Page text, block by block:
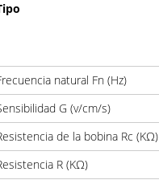
natural Fn (Hz)
G (v/cm/s)
de la bobina Rc (KΩ)
R (KΩ)